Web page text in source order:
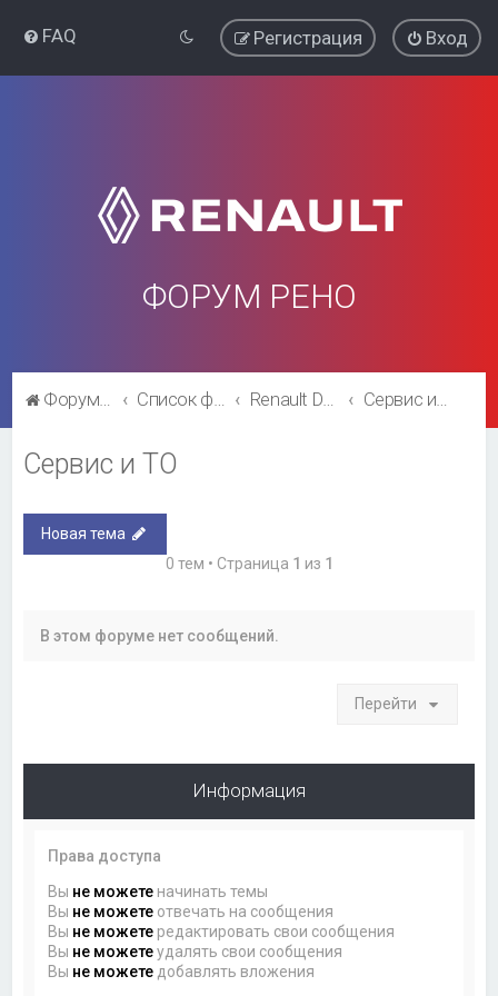
FAQ Вход
Регистрация
ФОРУМ РЕНО
Форум Рено Список форумов Renault Duster Сервис и ТО
Сервис и ТО
Новая тема
0 тем • Страница 1 из 1
В этом форуме нет сообщений.
Перейти
Информация
Права доступа
Вы не можете начинать темы
Вы не можете отвечать на сообщения
Вы не можете редактировать свои сообщения
Вы не можетеудалять свои сообщения
Вы не можете добавлять вложения